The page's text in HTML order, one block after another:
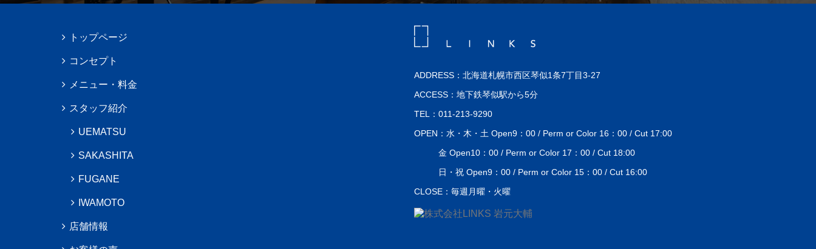
トップページ
コンセプト
メニュー・料金
スタッフ紹介
UEMATSU
SAKASHITA
FUGANE
IWAMOTO
店舗情報
ADDRESS：北海道札幌市西区琴似1条7丁目3-27
ACCESS：地下鉄琴似駅から5分
TEL：011-213-9290
OPEN：水・木・土 Open9：00 / Perm or Color 16：00 / Cut 17:00
金 Open10：00 / Perm or Color 17：00 / Cut 18:00
日・祝 Open9：00 / Perm or Color 15：00 / Cut 16:00
CLOSE：毎週月曜・火曜